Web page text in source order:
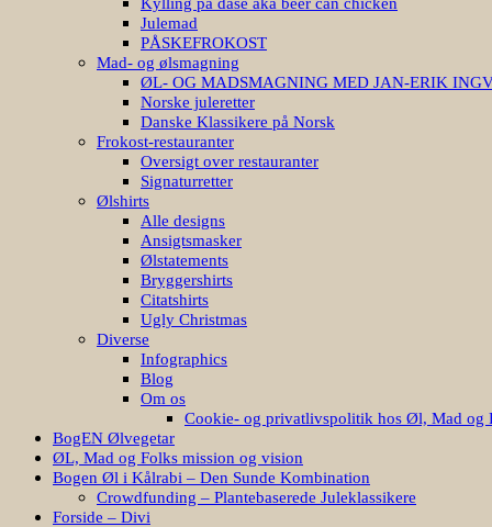
Julemad
PÅSKEFROKOST
Mad- og ølsmagning
ØL- OG MADSMAGNING MED JAN-ERIK
Norske juleretter
Danske Klassikere på Norsk
Frokost-restauranter
Oversigt over restauranter
Signaturretter
Ølshirts
Alle designs
Ansigtsmasker
Ølstatements
Bryggershirts
Citatshirts
Ugly Christmas
Diverse
Infographics
Blog
Om os
Cookie- og privatlivspolitik hos Øl, Mad og
BogEN Ølvegetar
ØL, Mad og Folks mission og vision
Bogen Øl i Kålrabi – Den Sunde Kombination
Crowdfunding – Plantebaserede Juleklassikere
Forside – Divi